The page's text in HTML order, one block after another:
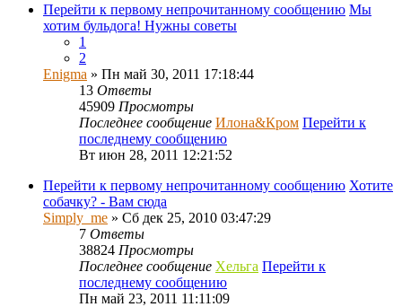
Перейти к первому непрочитанному сообщению Мы
хотим бульдога! Нужны советы
1
2
Enigma » Пн май 30, 2011 17:18:44
13 Ответы
45909 Просмотры
Последнее сообщение Илона&Кром Перейти к
последнему сообщению
Вт июн 28, 2011 12:21:52
Перейти к первому непрочитанному сообщению Хотите
собачку? - Вам сюда
Simply_me » Сб дек 25, 2010 03:47:29
7 Ответы
38824 Просмотры
Последнее сообщение Хельга Перейти к
последнему сообщению
Пн май 23, 2011 11:11:09